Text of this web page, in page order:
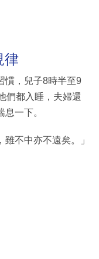
律
慣，兒子8時半至9
們都入睡，夫婦還
一下。
雖不中亦不遠矣。」